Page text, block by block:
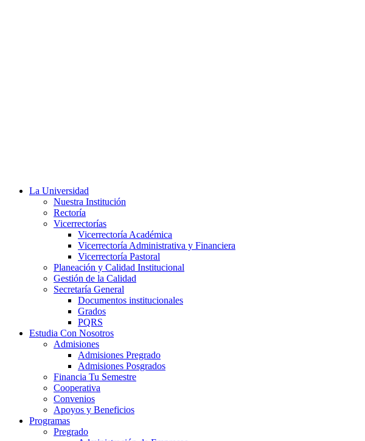
La Universidad
Nuestra Institución
Rectoría
Vicerrectorías
Vicerrectoría Académica
Vicerrectoría Administrativa y Financiera
Vicerrectoría Pastoral
Planeación y Calidad Institucional
Gestión de la Calidad
Secretaría General
Documentos institucionales
Grados
PQRS
Estudia Con Nosotros
Admisiones
Admisiones Pregrado
Admisiones Posgrados
Financia Tu Semestre
Cooperativa
Convenios
Apoyos y Beneficios
Programas
Pregrado